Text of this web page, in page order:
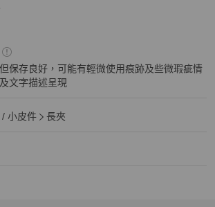
件
保存良好，可能有輕微使用痕跡及些微瑕疵情
文字描述呈現
件分類資訊
/ 小皮件
長夾
小皮件